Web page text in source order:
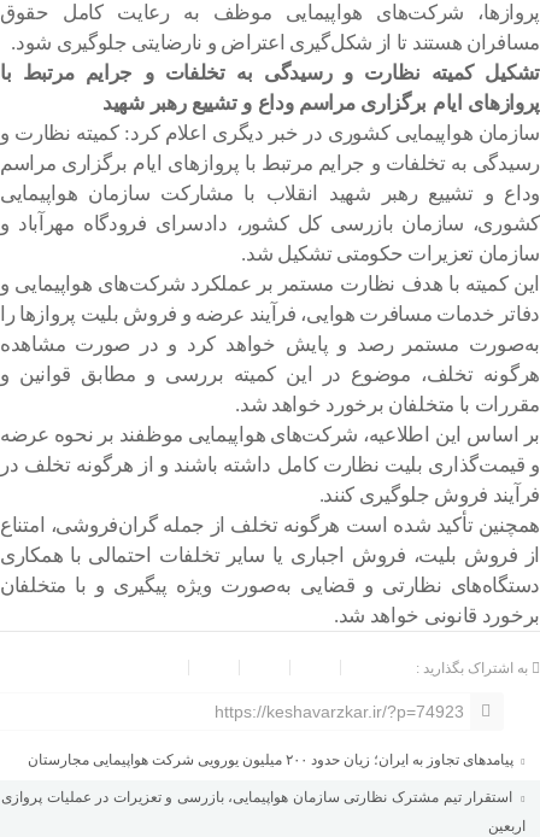
پروازها، شرکت‌های هواپیمایی موظف به رعایت کامل حقوق
مسافران هستند تا از شکل‌گیری اعتراض و نارضایتی جلوگیری شود.
تشکیل کمیته نظارت و رسیدگی به تخلفات و جرایم مرتبط با
پروازهای ایام برگزاری مراسم وداع و تشییع رهبر شهید
سازمان هواپیمایی کشوری در خبر دیگری اعلام کرد: کمیته نظارت و
رسیدگی به تخلفات و جرایم مرتبط با پروازهای ایام برگزاری مراسم
وداع و تشییع رهبر شهید انقلاب با مشارکت سازمان هواپیمایی
کشوری، سازمان بازرسی کل کشور، دادسرای فرودگاه مهرآباد و
سازمان تعزیرات حکومتی تشکیل شد.
این کمیته با هدف نظارت مستمر بر عملکرد شرکت‌های هواپیمایی و
دفاتر خدمات مسافرت هوایی، فرآیند عرضه و فروش بلیت پروازها را
به‌صورت مستمر رصد و پایش خواهد کرد و در صورت مشاهده
هرگونه تخلف، موضوع در این کمیته بررسی و مطابق قوانین و
مقررات با متخلفان برخورد خواهد شد.
بر اساس این اطلاعیه، شرکت‌های هواپیمایی موظفند بر نحوه عرضه
و قیمت‌گذاری بلیت نظارت کامل داشته باشند و از هرگونه تخلف در
فرآیند فروش جلوگیری کنند.
همچنین تأکید شده است هرگونه تخلف از جمله گران‌فروشی، امتناع
از فروش بلیت، فروش اجباری یا سایر تخلفات احتمالی با همکاری
دستگاه‌های نظارتی و قضایی به‌صورت ویژه پیگیری و با متخلفان
برخورد قانونی خواهد شد.
به اشتراک بگذارید :
https://keshavarzkar.ir/?p=74923
پیامدهای تجاوز به ایران؛ زیان حدود ۲۰۰ میلیون یورویی شرکت هواپیمایی مجارستان
استقرار تیم مشترک نظارتی سازمان هواپیمایی، بازرسی و تعزیرات در عملیات پروازی
اربعین